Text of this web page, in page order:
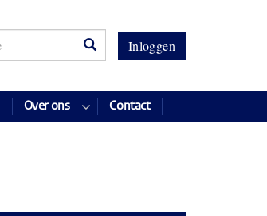
Inloggen
Over ons Contact